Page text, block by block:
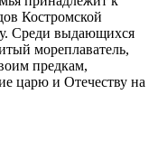
Костромской
Среди выдающихся
мореплаватель,
предкам,
царю и Отечеству на